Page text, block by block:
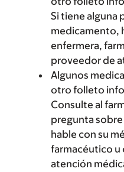
Si tiene alguna
medicamento,
enfermera,
proveedor de
Algunos
otro folleto
Consulte al
pregunta
hable con su
farmacéutico
atención